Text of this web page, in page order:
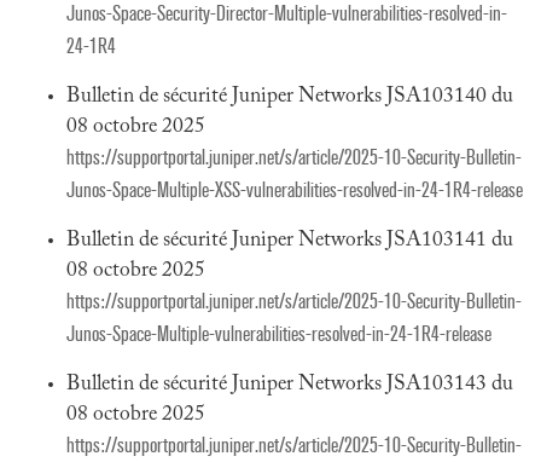
Junos-Space-Security-Director-Multiple-vulnerabilities-resolved-in-
24-1R4
Bulletin de sécurité Juniper Networks JSA103140 du
08 octobre 2025
https://supportportal.juniper.net/s/article/2025-10-Security-Bulletin-
Junos-Space-Multiple-XSS-vulnerabilities-resolved-in-24-1R4-release
Bulletin de sécurité Juniper Networks JSA103141 du
08 octobre 2025
https://supportportal.juniper.net/s/article/2025-10-Security-Bulletin-
Junos-Space-Multiple-vulnerabilities-resolved-in-24-1R4-release
Bulletin de sécurité Juniper Networks JSA103143 du
08 octobre 2025
https://supportportal.juniper.net/s/article/2025-10-Security-Bulletin-